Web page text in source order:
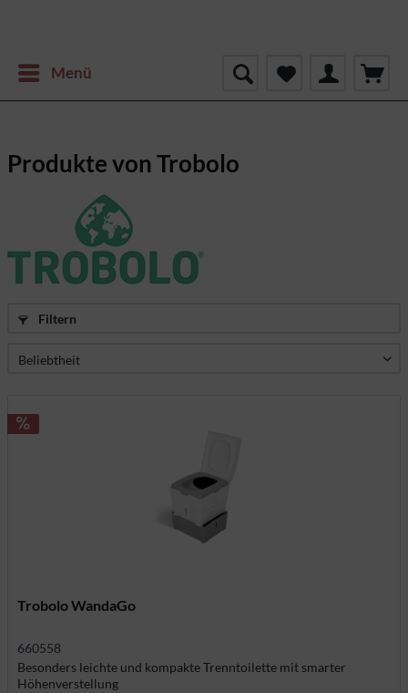
Menü
Produkte von Trobolo
Filtern
Trobolo WandaGo
660558
Besonders leichte und kompakte Trenntoilette mit smarter
Höhenverstellung